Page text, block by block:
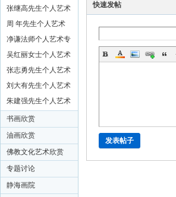
专栏
张继高先生个人艺术
专栏
周 年先生个人艺术
专栏
净谦法师个人艺术专
栏
吴红丽女士个人艺术
专栏
张志勇先生个人艺术
专栏
刘大有先生个人艺术
专栏
朱建强先生个人艺术
专栏
书画欣赏
油画欣赏
佛教文化艺术欣赏
专题讨论
静海画院
快速发帖
发表帖子